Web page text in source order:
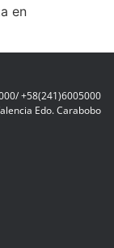
en
+58(241)6005000
Edo. Carabobo